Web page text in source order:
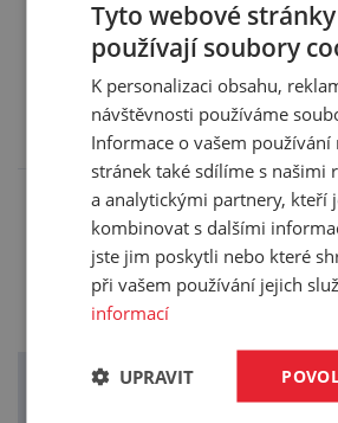
Alternativy (3)
Zde si můžete vybrat výrobky s
jako tento produkt.
Izolační trubička
2/0,5mm
Izolační trubička
Tyto webové stránky
používají soubory
K personalizaci obsahu,
návštěvnosti používáme
Informace o vašem používání
stránek také sdílíme s našimi
a analytickými partnery, kteří
kombinovat s dalšími
jste jim poskytli nebo které
při vašem používání jejich
informací
UPRAVIT